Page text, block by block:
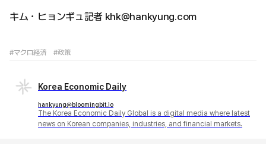
キム・ヒョンギュ記者 khk@hankyung.com
#マクロ経済 #政策
Korea Economic Daily
hankyung@bloomingbit.io
The Korea Economic Daily Global is a digital media where latest
news on Korean companies, industries, and financial markets.